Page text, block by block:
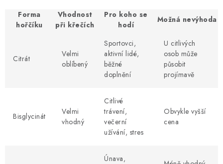
Forma
hořčíku
Vhodnost
při křečích
Pro koho se
hodí
Možná nevýhoda
Citrát
Velmi
oblíbený
Sportovci,
aktivní lidé,
běžné
doplnění
U citlivých
osob může
působit
projímavě
Bisglycinát
Velmi
vhodný
Citlivé
trávení,
večerní
užívání, stres
Obvykle vyšší
cena
Únava,